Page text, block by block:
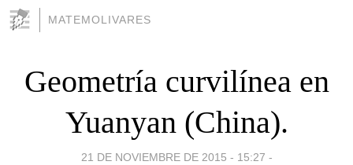
MATEMOLIVARES
Geometría curvilínea en
Yuanyan (China).
21 DE NOVIEMBRE DE 2015 - 15:27 -